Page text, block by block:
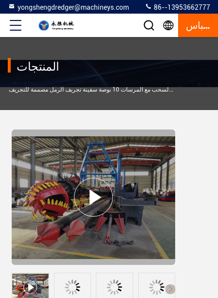
yongshengdredger@machineys.com 86--13953662777
إقتباس
المنتجات
> عربة السحب مع المرسات 10 بوصة سفينة تجريف الرمل مصممة للتجريف